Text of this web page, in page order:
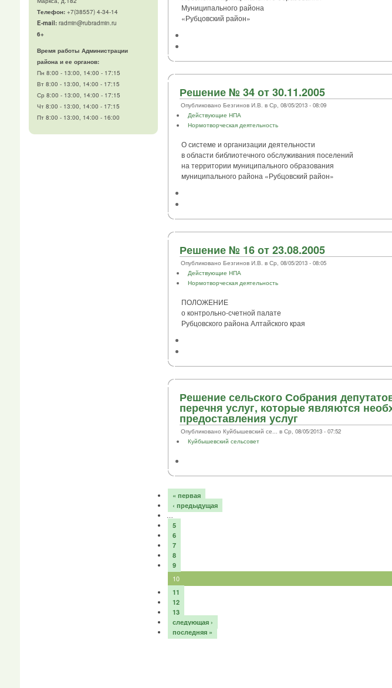
Телефон:+7(38557) 4-34-14
E-mail:radmin@rubradmin.ru
6+
Время работы Администрации
района и ее органов:
Пн 8:00 - 13:00, 14:00 - 17:15
Вт 8:00 - 13:00, 14:00 - 17:15
Ср 8:00 - 13:00, 14:00 - 17:15
Чт 8:00 - 13:00, 14:00 - 17:15
Пт 8:00 - 13:00, 14:00 - 16:00
Муниципального района
«Рубцовский район»
Решение № 34 от 30.11.2005
Опубликовано Безгинов И.В. в Ср, 08/05/2013 - 08:09
Действующие НПА
Нормотворческая деятельность
О системе и организации деятельности
в области библиотечного обслуживания поселений
на территории муниципального образования
муниципального района «Рубцовский район»
Решение № 16 от 23.08.2005
Опубликовано Безгинов И.В. в Ср, 08/05/2013 - 08:05
Действующие НПА
Нормотворческая деятельность
ПОЛОЖЕНИЕ
о контрольно-счетной палате
Рубцовского района Алтайского края
Решение сельского Собрания
перечня услуг, которые являются
предоставления услуг
Опубликовано Куйбышевский се... в Ср, 08/05/2013 - 07:52
Куйбышевский сельсовет
« первая
‹ предыдущая
…
5
6
7
8
9
10
11
12
13
следующая ›
последняя »